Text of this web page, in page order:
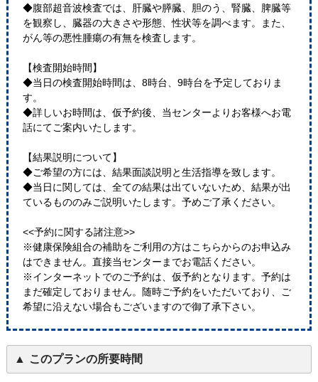
◆腹部超音波検査では、肝臓や膵臓、胆のう、腎臓、脾臓等
を観察し、臓器の大きさや形態、性状等を調べます。また、
がん等の悪性腫瘍の有無を検査します。
【検査開始時間】
◆当日の検査開始時間は、8時台、9時台を予定しておりま
す。
◆詳しいお時間は、仮予約後、当センターよりお客様へお電
話にてご案内いたします。
【結果説明について】
◆ご希望の方には、結果面談説明と生活指導を致します。
◆当日に関しては、全ての結果は出ていないため、結果が出
ているもののみご説明いたします。予めご了承ください。
<<予約に関する諸注意>>
※健康保険組合の補助をご利用の方はこちらからのお申込み
はできません。直接当センターまでお電話ください。
※インターネットでのご予約は、仮予約となります。予約は
まだ確定しておりません。随時ご予約をいただいており、ご
希望に沿えない場合もございますので御了承下さい。
このプランの所要時間